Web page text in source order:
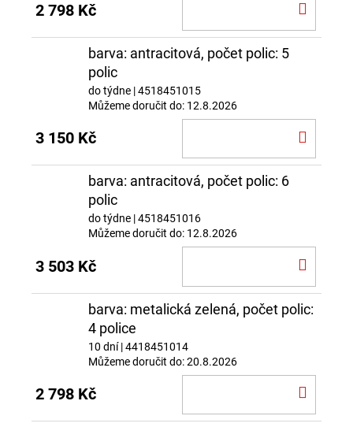
2 798 Kč
barva: antracitová, počet polic: 5
polic
do týdne | 4518451015
Můžeme doručit do: 12.8.2026
3 150 Kč
barva: antracitová, počet polic: 6
polic
do týdne | 4518451016
Můžeme doručit do: 12.8.2026
3 503 Kč
barva: metalická zelená, počet polic:
4 police
10 dní| 4418451014
Můžeme doručit do:20.8.2026
2 798 Kč